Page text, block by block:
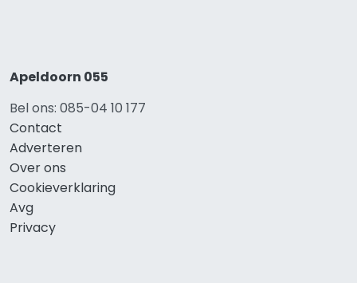
Apeldoorn 055
Bel ons: 085-04 10 177
Contact
Adverteren
Over ons
Cookieverklaring
Avg
Privacy